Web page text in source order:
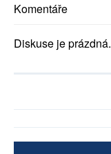
Komentáře
Diskuse je prázdná.